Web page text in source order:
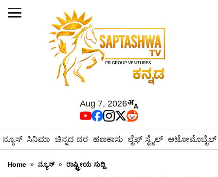
Aug 7, 2026
ನ್ಯೂಸ್ ಸಿನಿಮಾ ಚಿನ್ನದ ದರ ಹಣಕಾಸು ಲೈಫ್ ಸ್ಟೈಲ್ ಆಟೋಮೊಬೈಲ್
Home » ನ್ಯೂಸ್ » ರಾಷ್ಟ್ರೀಯ ಸುದ್ದಿ